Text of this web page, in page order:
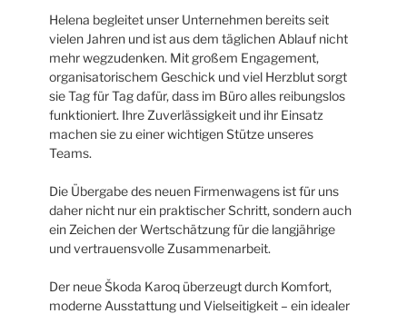
Helena begleitet unser Unternehmen bereits seit
vielen Jahren und ist aus dem täglichen Ablauf nicht
mehr wegzudenken. Mit großem Engagement,
organisatorischem Geschick und viel Herzblut sorgt
sie Tag für Tag dafür, dass im Büro alles reibungslos
funktioniert. Ihre Zuverlässigkeit und ihr Einsatz
machen sie zu einer wichtigen Stütze unseres
Teams.
Die Übergabe des neuen Firmenwagens ist für uns
daher nicht nur ein praktischer Schritt, sondern auch
ein Zeichen der Wertschätzung für die langjährige
und vertrauensvolle Zusammenarbeit.
Der neue Škoda Karoq überzeugt durch Komfort,
moderne Ausstattung und Vielseitigkeit – ein idealer